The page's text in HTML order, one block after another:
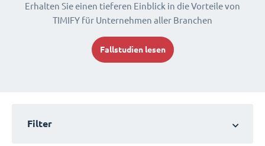
Erhalten Sie einen tieferen Einblick in die Vorteile von
TIMIFY für Unternehmen aller Branchen
Fallstudien lesen
Filter